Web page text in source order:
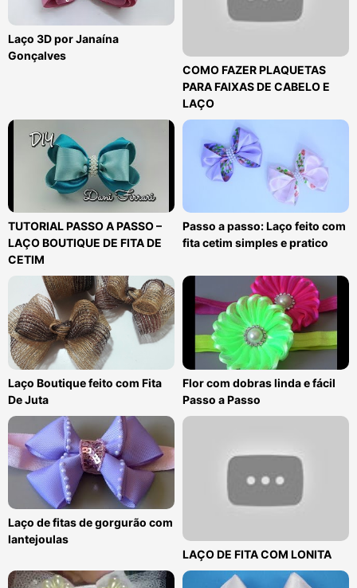
Laço 3D por Janaína
Gonçalves
COMO FAZER PLAQUETAS
PARA FAIXAS DE CABELO E
LAÇO
TUTORIAL PASSO A PASSO –
LAÇO BOUTIQUE DE FITA DE
CETIM
Passo a passo: Laço feito com
fita cetim simples e pratico
Laço Boutique feito com Fita
De Juta
Flor com dobras linda e fácil
Passo a Passo
Laço de fitas de gorgurão com
lantejoulas
LAÇO DE FITA COM LONITA